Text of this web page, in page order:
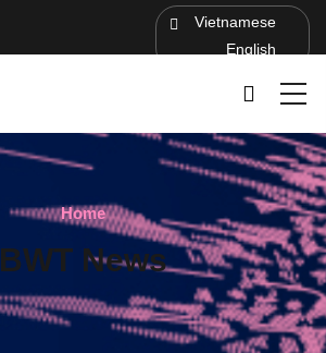
Vietnamese
English
Home
BWT News